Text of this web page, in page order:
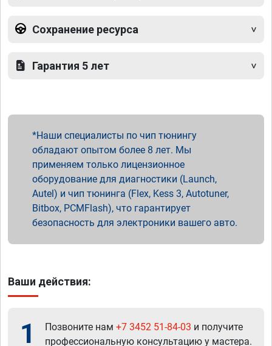
Сохранение ресурса
Гарантия 5 лет
Наши специалисты по чип тюнингу
обладают опытом более 8 лет. Мы
применяем только лицензионное
оборудование для диагностики (Launch,
Autel) и чип тюнинга (Flex, Kess 3, Autotuner,
Bitbox, PCMFlash), что гарантирует
безопасность для электроники вашего авто.
Ваши действия:
1 Позвоните нам +7 3452 51-84-03 и получите
профессиональную консультацию у мастера.